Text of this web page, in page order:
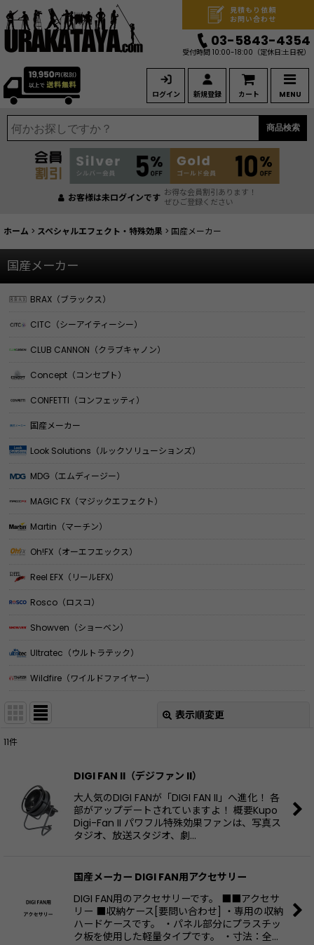
ログイン 新規登録 カート MENU
見積もり依頼
お問い合わせ
03-5843-4354
受付時間 10:00-18:00 （定休日:土日祝）
商品検索
お客様は未ログインです お得な会員割引あります！
ぜひご登録ください
ホーム > スペシャルエフェクト・特殊効果 > 国産メーカー
国産メーカー
BRAX（ブラックス）
CITC（シーアイティーシー）
CLUB CANNON（クラブキャノン）
Concept（コンセプト）
CONFETTI（コンフェッティ）
国産メーカー
Look Solutions（ルックソリューションズ）
MDG（エムディージー）
MAGIC FX（マジックエフェクト）
Martin（マーチン）
Oh!FX（オーエフエックス）
Reel EFX（リールEFX）
Rosco（ロスコ）
Showven（ショーベン）
Ultratec（ウルトラテック）
Wildfire（ワイルドファイヤー）
表示順変更
並び順:
絞り込む
11件
DIGI FAN II（デジファン II）
大人気のDIGI FANが「DIGI FAN II」へ進化！ 各
部がアップデートされていますよ！ 概要Kupo
Digi-Fan II パワフル特殊効果ファンは、写真ス
タジオ、放送スタジオ、劇…
国産メーカー DIGI FAN用アクセサリー
DIGI FAN用のアクセサリーです。 ■■アクセサ
リー ■収納ケース[要問い合わせ] ・専用の収納
ハードケースです。 ・パネル部分にプラスチッ
ク板を使用した軽量タイプです。 ・寸法：全…